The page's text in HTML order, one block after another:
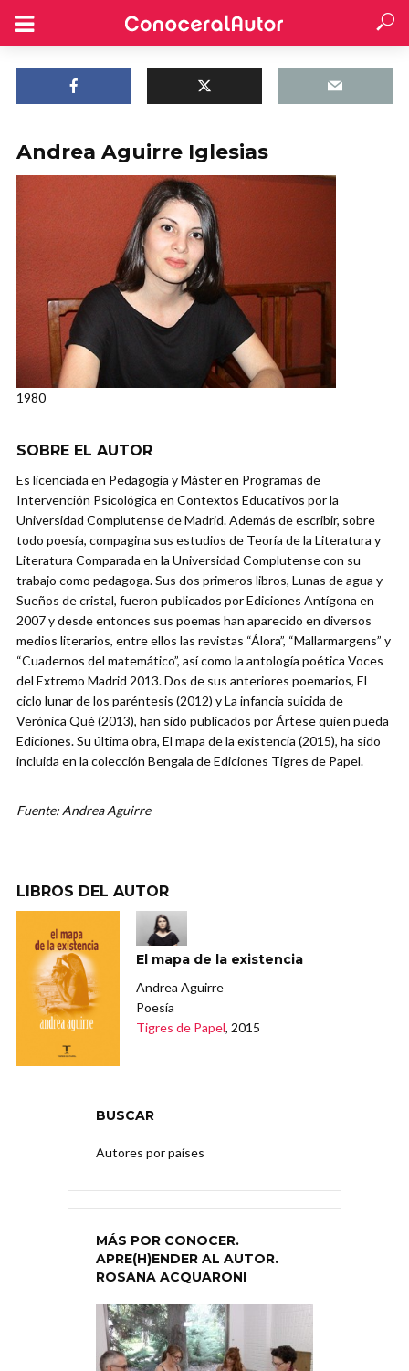
Andrea Aguirre Iglesias
1980
SOBRE EL AUTOR
Es licenciada en Pedagogía y Máster en Programas de
Intervención Psicológica en Contextos Educativos por la
Universidad Complutense de Madrid. Además de escribir, sobre
todo poesía, compagina sus estudios de Teoría de la Literatura y
Literatura Comparada en la Universidad Complutense con su
trabajo como pedagoga. Sus dos primeros libros, Lunas de agua y
Sueños de cristal, fueron publicados por Ediciones Antígona en
2007 y desde entonces sus poemas han aparecido en diversos
medios literarios, entre ellos las revistas “Álora”, “Mallarmargens” y
“Cuadernos del matemático”, así como la antología poética Voces
del Extremo Madrid 2013. Dos de sus anteriores poemarios, El
ciclo lunar de los paréntesis (2012) y La infancia suicida de
Verónica Qué (2013), han sido publicados por Ártese quien pueda
Ediciones. Su última obra, El mapa de la existencia (2015), ha sido
incluida en la colección Bengala de Ediciones Tigres de Papel.
Fuente: Andrea Aguirre
LIBROS DEL AUTOR
El mapa de la existencia
Andrea Aguirre
Poesía
Tigres de Papel, 2015
BUSCAR
Autores por países
MÁS POR CONOCER.
APRE(H)ENDER AL AUTOR.
ROSANA ACQUARONI